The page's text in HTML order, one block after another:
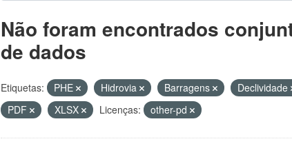
Não foram encontrados
de dados
Etiquetas: PHE Hidrovia Barragens Declividade
PDF
XLSX Licenças: other-pd